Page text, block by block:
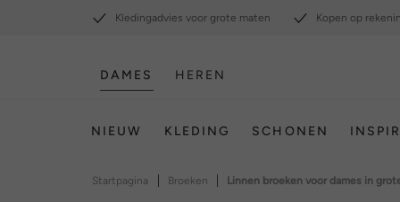
Kledingadvies voor grote maten Kopen op
DAMES HEREN
NIEUW KLEDING SCHONEN
Startpagina | Broeken | Linnen broeken voor dames in